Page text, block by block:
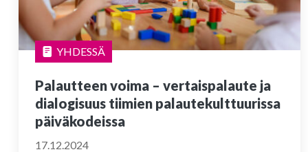
YHDESSÄ
Palautteen voima – vertaispalaute ja
dialogisuus tiimien palautekulttuurissa
päiväkodeissa
17.12.2024